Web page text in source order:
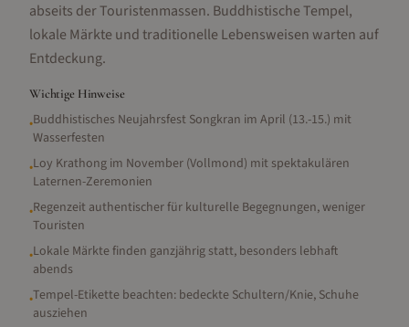
abseits der Touristenmassen. Buddhistische Tempel,
lokale Märkte und traditionelle Lebensweisen warten auf
Entdeckung.
Wichtige Hinweise
•Buddhistisches Neujahrsfest Songkran im April (13.-15.) mit
Wasserfesten
•Loy Krathong im November (Vollmond) mit spektakulären
Laternen-Zeremonien
•Regenzeit authentischer für kulturelle Begegnungen, weniger
Touristen
•Lokale Märkte finden ganzjährig statt, besonders lebhaft
abends
•Tempel-Etikette beachten: bedeckte Schultern/Knie, Schuhe
ausziehen